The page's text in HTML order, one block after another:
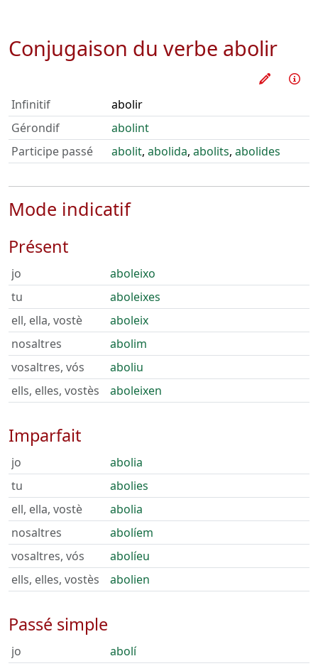
Conjugaison du verbe abolir
Infinitif
abolir
Gérondif
abolint
Participe passé
abolit, abolida, abolits, abolides
Mode indicatif
Présent
jo
aboleixo
tu
aboleixes
ell, ella, vostè
aboleix
nosaltres
abolim
vosaltres, vós
aboliu
ells, elles, vostès
aboleixen
Imparfait
jo
abolia
tu
abolies
ell, ella, vostè
abolia
nosaltres
abolíem
vosaltres, vós
abolíeu
ells, elles, vostès
abolien
Passé simple
jo
abolí